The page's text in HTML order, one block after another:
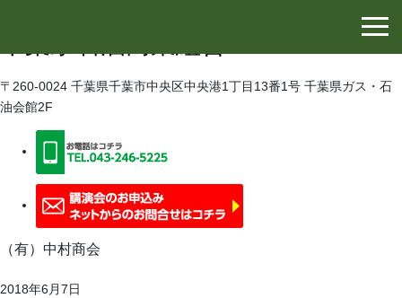
〒260-0024 千葉県千葉市中央区中央港1丁目13番1号 千葉県ガス・石
油会館2F
（有）中村商会
2018年6月7日